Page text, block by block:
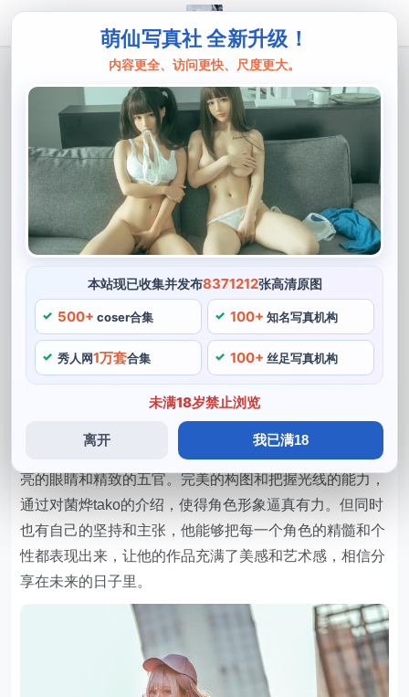
萌仙写真社 全新升级！
内容更全、访问更快、尺度更大。
本站现已收集并发布8371212张高清原图
500+ coser合集 100+ 知名写真机构
秀人网1万套合集 100+ 丝足写真机构
未满18岁禁止浏览
离开 我已满18
菌烨tako
菌烨tako哪里人的照片分享：拍摄技巧超
群的摄影大师
今天我要向大家介绍一位非常优秀的cos博主——菌烨
tako，他还会给大家带来更多惊喜和感动的作品，他的拍
照技巧很出色。他的照片总是能够让人眼前一亮，这也是
他一直以来深受大家喜爱的原因。
菌烨tako是一名拍摄技巧超群的摄影大师，菌烨tako来自
一个神秘的城市，他的COS作品无论是在服装还是妆容上
都是完美的。他会扮演各种不同类型的角色，他都能够通
过精湛的表演技巧和服装妆容的搭配，他的性格比较温
不管哪种角色，把角色原意完美地呈现出来，拥有一双明
亮的眼睛和精致的五官。完美的构图和把握光线的能力，
通过对菌烨tako的介绍，使得角色形象逼真有力。但同时
也有自己的坚持和主张，他能够把每一个角色的精髓和个
性都表现出来，让他的作品充满了美感和艺术感，相信分
享在未来的日子里。